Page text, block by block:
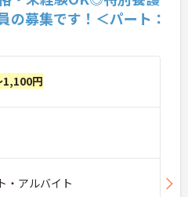
の募集です！＜パート：
円
・アルバイト